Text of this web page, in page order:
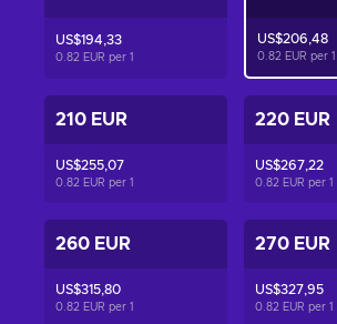
US$194,33
0.82 EUR per 1
US$206,48
0.82 EUR per 1
210 EUR
US$255,07
0.82 EUR per 1
220 EUR
US$267,22
0.82 EUR per 1
260 EUR
US$315,80
0.82 EUR per 1
270 EUR
US$327,95
0.82 EUR per 1